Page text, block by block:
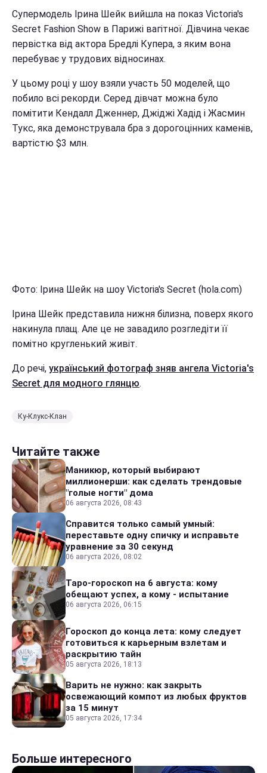
Супермодель Ірина Шейк вийшла на показ Victoria's
Secret Fashion Show в Парижі вагітної. Дівчина чекає
первістка від актора Бредлі Купера, з яким вона
перебуває у трудових відносинах.
У цьому році у шоу взяли участь 50 моделей, що
побило всі рекорди. Серед дівчат можна було
помітити Кендалл Дженнер, Джіджі Хадід і Жасмин
Тукс, яка демонструвала бра з дорогоцінних каменів,
вартістю $3 млн.
Фото: Ірина Шейк на шоу Victoria's Secret (hola.com)
Ірина Шейк представила нижня білизна, поверх якого
накинула плащ. Але це не завадило розгледіти її
помітно кругленький живіт.
До речі, український фотограф зняв ангела Victoria's
Secret для модного глянцю.
Ку-Клукс-Клан
Читайте также
Маникюр, который выбирают
миллионерши: как сделать трендовые
"голые ногти" дома
06 августа 2026, 08:43
Справится только самый умный:
переставьте одну спичку и исправьте
уравнение за 30 секунд
06 августа 2026, 08:02
Таро-гороскоп на 6 августа: кому
обещают успех, а кому - испытание
06 августа 2026, 06:15
Гороскоп до конца лета: кому следует
готовиться к карьерным взлетам и
раскрытию тайн
05 августа 2026, 18:13
Варить не нужно: как закрыть
освежающий компот из любых фруктов
за 15 минут
05 августа 2026, 17:34
Больше интересного